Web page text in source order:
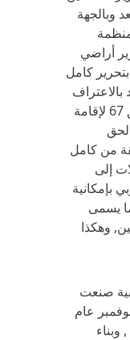
وبالجهة
أراضي
بتحرير كامل
بالاعتراف
بوجود دولة إسرائيل مقابل مناطق 67 لإقامة
من كامل
إلى
بإمكانية
يسمى
وهكذا
صنعت
عام
وبناء